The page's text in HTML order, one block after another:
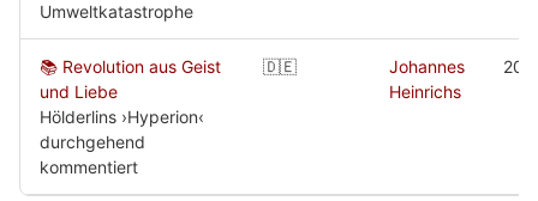
Umweltkatastrophe
📚 Revolution aus Geist
und Liebe
Hölderlins ›Hyperion‹
durchgehend
kommentiert
🇩🇪
Johannes
Heinrichs